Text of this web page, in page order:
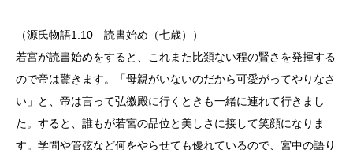
（源氏物語1.10 読書始め（七歳））
若宮が読書始めをすると、これまた比類ない程の賢さを発揮する
ので帝は驚きます。「母親がいないのだから可愛がってやりなさ
い」と、帝は言って弘徽殿に行くときも一緒に連れて行きまし
た。すると、誰もが若宮の品位と美しさに接して笑顔になりま
す。学問や管弦など何をやらせても優れているので、宮中の語り